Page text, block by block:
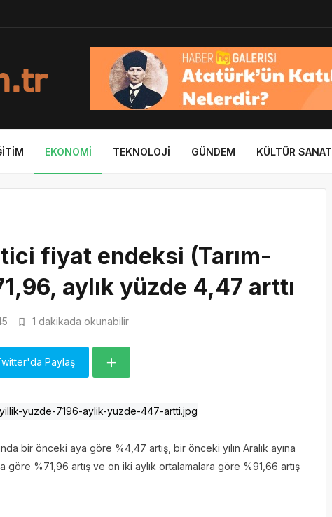
EKONOMI TEKNOLOJI GÜNDEM KÜLTÜR SANAT
fiyat endeksi (Tarım-
aylık yüzde 4,47 arttı
1 dakikada okunabilir
Paylaş
bir önceki aya göre %4,47 artış, bir önceki yılın Aralık ayına
göre %71,96 artış ve on iki aylık ortalamalara göre %91,66 artış